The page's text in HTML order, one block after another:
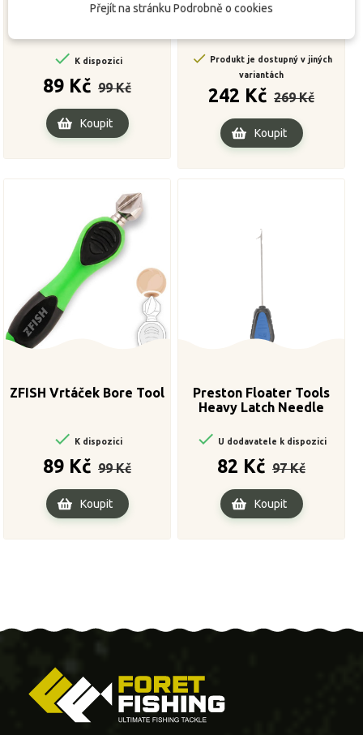
Jehla Nite glow fine
 K dispozici
89 Kč
cena
99 Kč
Koupit
Carp'R'Us Vrtáček Boilies
 Produkt je dostupný v jiných
variantách
242 Kč
cena
269 Kč
Koupit
ZFISH Vrtáček Bore Tool
 K dispozici
89 Kč
cena
99 Kč
Koupit
Preston Floater Tools
Heavy Latch Needle
 U dodavatele k dispozici
82 Kč
cena
97 Kč
Koupit
Přejít na stránku Podrobně o cookies